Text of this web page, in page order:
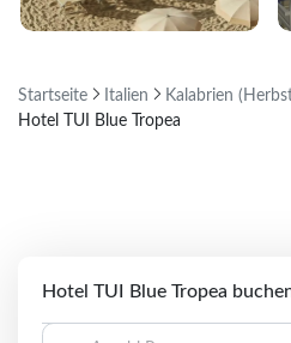
Startseite Italien
Kalabrien
Hotel TUI Blue Tropea
Hotel TUI Blue Tropea